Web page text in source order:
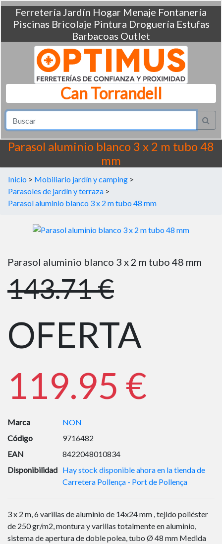
Ferretería Jardín Hogar Menaje Fontanería
Piscinas Bricolaje Pintura Droguería Estufas
Barbacoas Outlet
Can Torrandell
Parasol aluminio blanco 3 x 2 m tubo 48
mm
Inicio > Mobiliario jardín y camping >
Parasoles de jardín y terraza >
Parasol aluminio blanco 3 x 2 m tubo 48 mm
Parasol aluminio blanco 3 x 2 m tubo 48 mm
143.71 €
OFERTA
119.95 €
Marca
NON
Código
9716482
EAN
8422048010834
Disponibilidad Hay stock disponible ahora en la tienda de
Carretera Pollença - Port de Pollença
3 x 2 m, 6 varillas de aluminio de 14x24 mm , tejido poliéster
de 250 gr/m2, montura y varillas totalmente en aluminio,
sistema de apertura de doble polea, tubo Ø 48 mm Medida